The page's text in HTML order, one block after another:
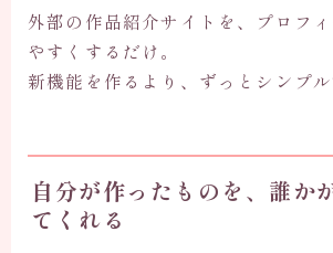
外部の作品紹介サイトを、プロフ
やすくするだけ。
新機能を作るより、ずっとシンプル
自分が作ったものを、誰か
てくれる